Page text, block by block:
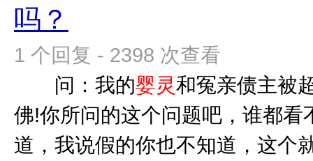
吗？
1 个回复 - 2398 次查看
问：我的婴灵和冤亲债主
佛!你所问的这个问题吧，谁都看
道，我说假的你也不知道，这个